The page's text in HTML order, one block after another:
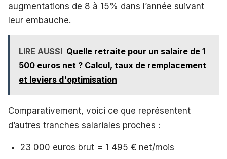
augmentations de 8 à 15% dans l’année suivant
leur embauche.
LIRE AUSSI Quelle retraite pour un salaire de 1
500 euros net ? Calcul, taux de remplacement
et leviers d'optimisation
Comparativement, voici ce que représentent
d’autres tranches salariales proches :
23 000 euros brut = 1 495 € net/mois